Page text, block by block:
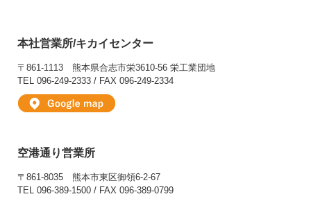
本社営業所/キカイセンター
〒861-1113 熊本県合志市栄3610-56 栄工業団地
TEL 096-249-2333 / FAX 096-249-2334
空港通り営業所
〒861-8035 熊本市東区御領6-2-67
TEL 096-389-1500 / FAX 096-389-0799